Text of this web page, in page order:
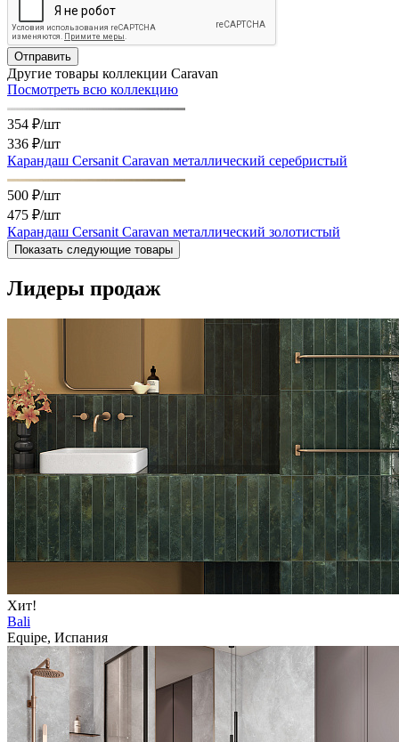
Отправить
Другие товары коллекции Caravan
Посмотреть всю коллекцию
354 ₽/шт
336 ₽/шт
Карандаш Cersanit Caravan металлический серебристый
500 ₽/шт
475 ₽/шт
Карандаш Cersanit Caravan металлический золотистый
Показать следующие товары
Лидеры продаж
Хит!
Bali
Equipe, Испания